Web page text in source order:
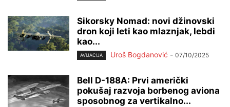
Sikorsky Nomad: novi džinovski
dron koji leti kao mlaznjak, lebdi
kao...
AVIJACIJA Uroš Bogdanović - 07/10/2025
Bell D-188A: Prvi američki
pokušaj razvoja borbenog aviona
sposobnog za vertikalno...